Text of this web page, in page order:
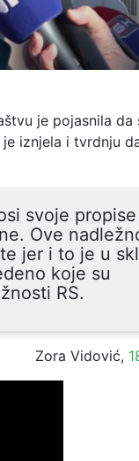
je pojasnila da
iznjela i tvrdnju
svoje propise
Ove
jer i to je u
koje su
RS.
Zora Vidović,